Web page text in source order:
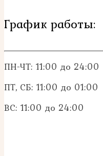
График работы:
ПН-ЧТ: 11:00 до 24:00
ПТ, СБ: 11:00 до 01:00
ВС: 11:00 до 24:00